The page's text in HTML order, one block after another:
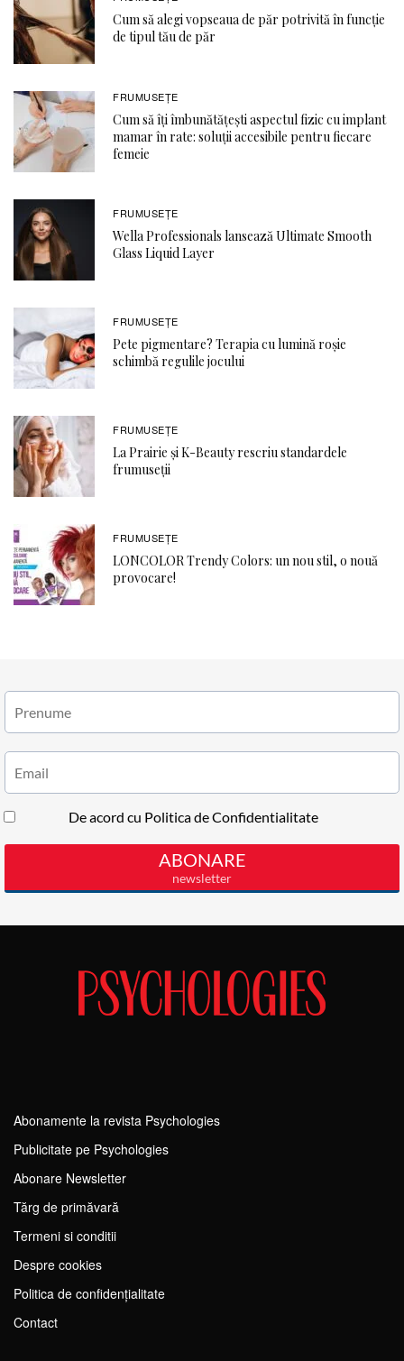
Cum să alegi vopseaua de păr potrivită în funcție
de tipul tău de păr
FRUMUSEȚE
Cum să îți îmbunătățești aspectul fizic cu implant
mamar în rate: soluții accesibile pentru fiecare
femeie
FRUMUSEȚE
Wella Professionals lansează Ultimate Smooth
Glass Liquid Layer
FRUMUSEȚE
Pete pigmentare? Terapia cu lumină roșie
schimbă regulile jocului
FRUMUSEȚE
La Prairie și K-Beauty rescriu standardele
frumuseții
FRUMUSEȚE
LONCOLOR Trendy Colors: un nou stil, o nouă
provocare!
Abonamente la revista Psychologies
Publicitate pe Psychologies
Abonare Newsletter
Tărg de primăvară
Termeni si conditii
Despre cookies
Politica de confidențialitate
Contact